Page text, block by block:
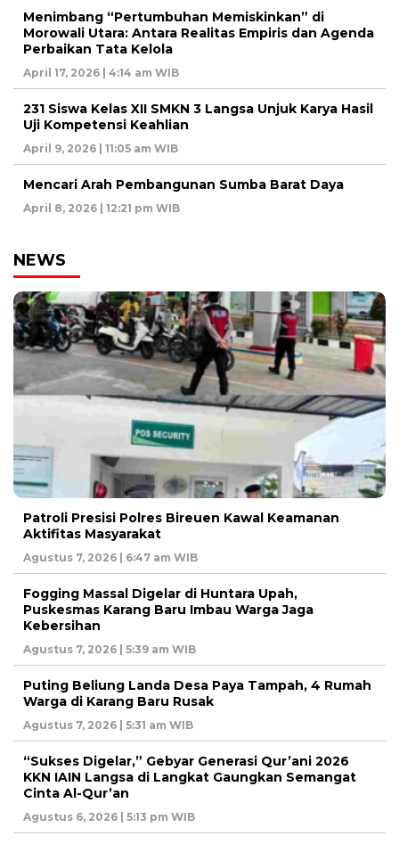
Menimbang “Pertumbuhan Memiskinkan” di
Morowali Utara: Antara Realitas Empiris dan Agenda
Perbaikan Tata Kelola
April 17, 2026 | 4:14 am WIB
231 Siswa Kelas XII SMKN 3 Langsa Unjuk Karya Hasil
Uji Kompetensi Keahlian
April 9, 2026 | 11:05 am WIB
Mencari Arah Pembangunan Sumba Barat Daya
April 8, 2026 | 12:21 pm WIB
NEWS
Patroli Presisi Polres Bireuen Kawal Keamanan
Aktifitas Masyarakat
Agustus 7, 2026 | 6:47 am WIB
Fogging Massal Digelar di Huntara Upah,
Puskesmas Karang Baru Imbau Warga Jaga
Kebersihan
Agustus 7, 2026 | 5:39 am WIB
Puting Beliung Landa Desa Paya Tampah, 4 Rumah
Warga di Karang Baru Rusak
Agustus 7, 2026 | 5:31 am WIB
“Sukses Digelar,” Gebyar Generasi Qur’ani 2026
KKN IAIN Langsa di Langkat Gaungkan Semangat
Cinta Al-Qur’an
Agustus 6, 2026 | 5:13 pm WIB